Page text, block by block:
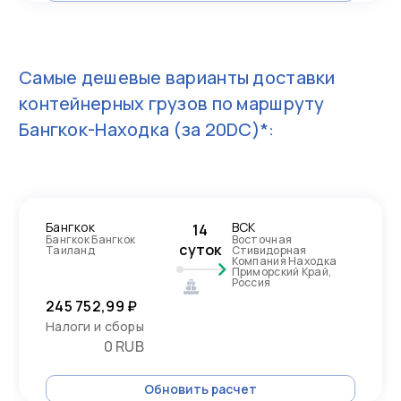
Самые дешевые варианты доставки
контейнерных грузов по маршруту
Бангкок-Находка (за 20DC)*:
Бангкок
Бангкок Бангкок
Таиланд
14
суток
ВСК
Восточная
Стивидорная
Компания Находка
Приморский Край,
Россия
245 752,99 ₽
Налоги и сборы
0 RUB
Обновить расчет